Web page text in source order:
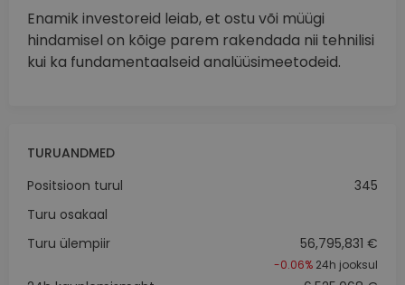
Enamik investoreid leiab, et ostu või müügi
hindamisel on kõige parem rakendada nii tehnilisi
kui ka fundamentaalseid analüüsimeetodeid.
TURUANDMED
Positsioon turul
345
Turu osakaal
Turu ülempiir
56,795,831 €
-0.06% 24h jooksul